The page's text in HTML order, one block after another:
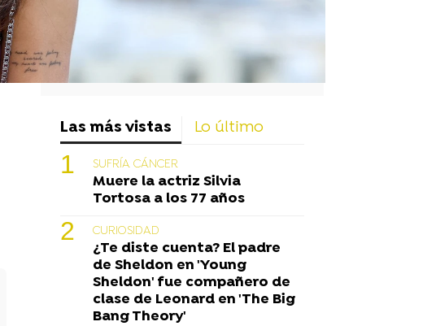
Las más vistas Lo último
SUFRÍA CÁNCER
Muere la actriz Silvia
Tortosa a los 77 años
CURIOSIDAD
¿Te diste cuenta? El padre
de Sheldon en 'Young
Sheldon' fue compañero de
clase de Leonard en 'The Big
Bang Theory'